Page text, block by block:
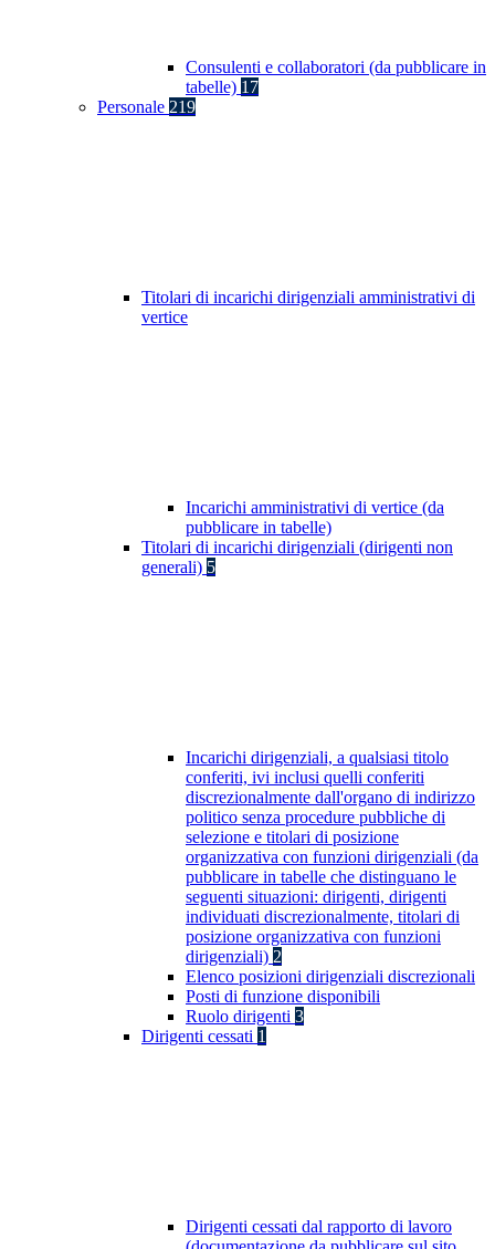
Consulenti e collaboratori (da pubblicare in
tabelle) 17
Personale 219
Titolari di incarichi dirigenziali amministrativi di
vertice
Incarichi amministrativi di vertice (da
pubblicare in tabelle)
Titolari di incarichi dirigenziali (dirigenti non
generali) 5
Incarichi dirigenziali, a qualsiasi titolo
conferiti, ivi inclusi quelli conferiti
discrezionalmente dall'organo di indirizzo
politico senza procedure pubbliche di
selezione e titolari di posizione
organizzativa con funzioni dirigenziali (da
pubblicare in tabelle che distinguano le
seguenti situazioni: dirigenti, dirigenti
individuati discrezionalmente, titolari di
posizione organizzativa con funzioni
dirigenziali) 2
Elenco posizioni dirigenziali discrezionali
Posti di funzione disponibili
Ruolo dirigenti 3
Dirigenti cessati 1
Dirigenti cessati dal rapporto di lavoro